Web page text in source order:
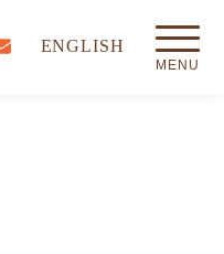
ENGLISH